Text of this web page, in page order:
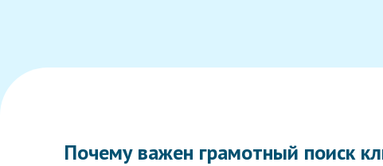
Почему важен грамотный поиск